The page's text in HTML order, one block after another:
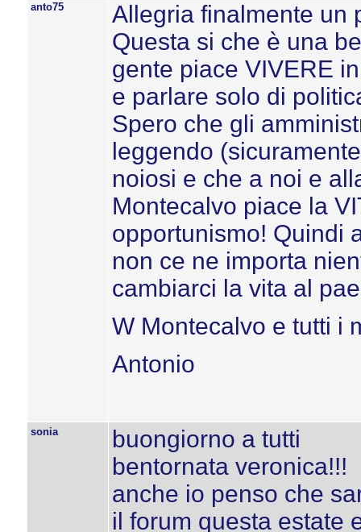
anto75
Allegria finalmente un
Questa si che è una
gente piace VIVERE
e parlare solo di
Spero che gli
leggendo
noiosi e che a noi e
Montecalvo piace la
opportunismo! Quindi
non ce ne importa
cambiarci la vita al
W Montecalvo e tutti i
Antonio
sonia
buongiorno a tutti
bentornata veronica!!!
anche io penso che
il forum questa estate